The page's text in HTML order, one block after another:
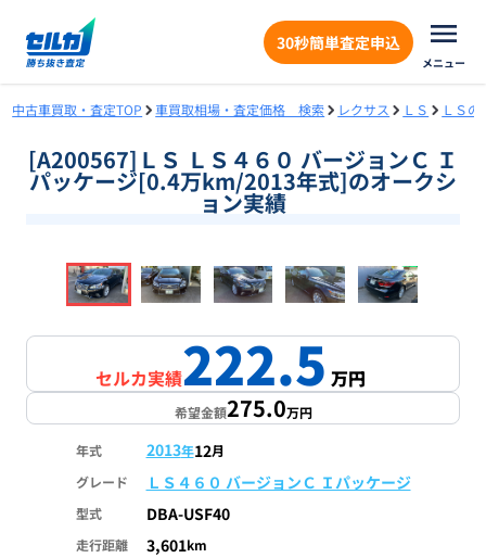
30秒簡単査定申込
メニュー
中古車買取・査定TOP 車買取相場・査定価格 検索 レクサス ＬＳ ＬＳ
[A200567]ＬＳ ＬＳ４６０ バージョンＣ Ｉ
パッケージ[0.4万km/2013年式]のオークシ
ョン実績
1/18
セルカ実績222.5万円
希望金額275.0万円
年式 2013年12月
グレード
ＬＳ４６０ バージョンＣ Ｉパッケージ
型式 DBA-USF40
走行距離 3,601km